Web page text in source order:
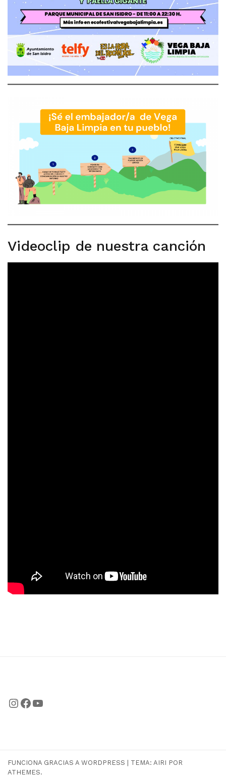
Videoclip de nuestra canción
Instagram
Facebook
YouTube
FUNCIONA GRACIAS A WORDPRESS TEMA: AIRI POR
ATHEMES.